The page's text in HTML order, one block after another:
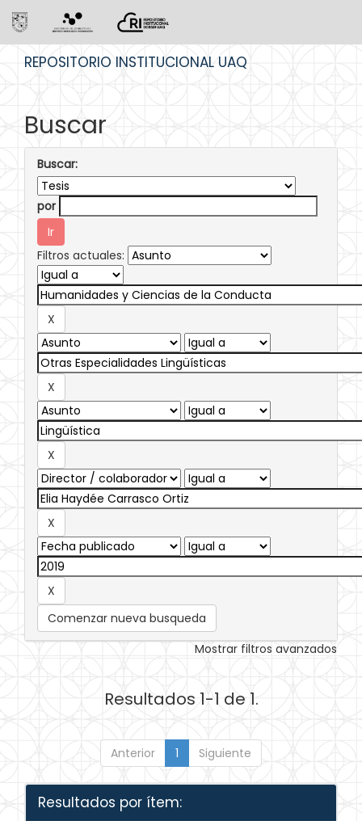
REPOSITORIO INSTITUCIONAL UAQ
Buscar
Buscar:
por
Filtros actuales:
Comenzar nueva busqueda
Mostrar filtros avanzados
Resultados 1-1 de 1.
Anterior 1 Siguiente
Resultados por ítem: